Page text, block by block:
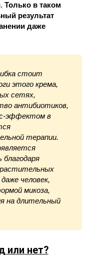
Только в таком
результат
даже
стоит
этого крема,
сетях,
антибиотиков,
эффектом в
терапии.
человек,
микоза,
на длительный
или нет?